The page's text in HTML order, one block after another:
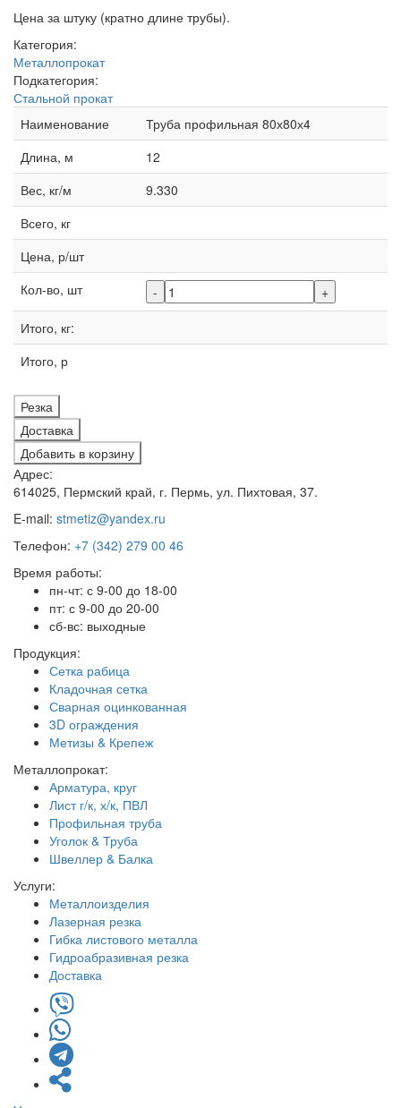
Цена за штуку (кратно длине трубы).
Категория:
Металлопрокат
Подкатегория:
Стальной прокат
Наименование
Труба профильная 80х80х4
Длина, м
12
Вес, кг/м
9.330
Всего, кг
Цена, р/шт
Кол-во, шт
-
+
Итого, кг:
Итого, р
Резка
Доставка
Добавить в корзину
Адрес:
614025, Пермский край, г. Пермь, ул. Пихтовая, 37.
E-mail: stmetiz@yandex.ru
Телефон: +7 (342) 279 00 46
Время работы:
пн-чт: с 9-00 до 18-00
пт: с 9-00 до 20-00
сб-вс: выходные
Продукция:
Сетка рабица
Кладочная сетка
Сварная оцинкованная
3D ограждения
Метизы & Крепеж
Металлопрокат:
Арматура, круг
Лист г/к, х/к, ПВЛ
Профильная труба
Уголок & Труба
Швеллер & Балка
Услуги:
Металлоизделия
Лазерная резка
Гибка листового металла
Гидроабразивная резка
Доставка